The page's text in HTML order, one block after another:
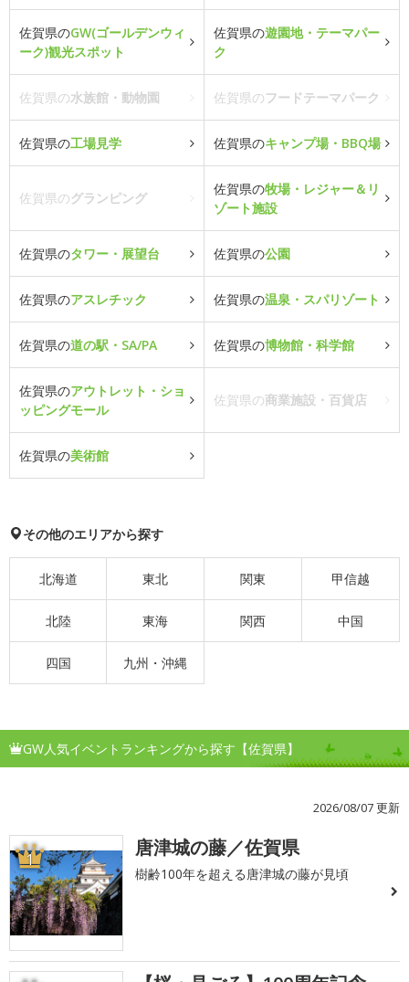
佐賀県のGW(ゴールデンウィ
ーク)観光スポット
佐賀県の遊園地・テーマパー
ク
佐賀県の水族館・動物園 佐賀県のフードテーマパーク
佐賀県の工場見学 佐賀県のキャンプ場・BBQ場
佐賀県のグランピング
佐賀県の牧場・レジャー＆リ
ゾート施設
佐賀県のタワー・展望台 佐賀県の公園
佐賀県のアスレチック 佐賀県の温泉・スパリゾート
佐賀県の道の駅・SA/PA 佐賀県の博物館・科学館
佐賀県のアウトレット・ショ
ッピングモール
佐賀県の商業施設・百貨店
佐賀県の美術館
その他のエリアから探す
北海道 東北 関東 甲信越
北陸 東海 関西 中国
四国 九州・沖縄
GW人気イベントランキングから探す【佐賀県】
2026/08/07 更新
1 唐津城の藤／佐賀県
樹齢100年を超える唐津城の藤が見頃